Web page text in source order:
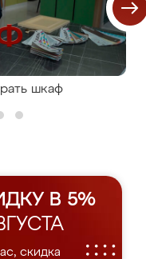
шкаф
В 5%
скидка